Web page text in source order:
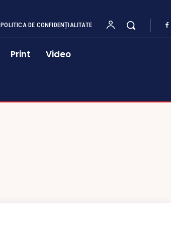
POLITICA DE CONFIDENȚIALITATE
Print Video